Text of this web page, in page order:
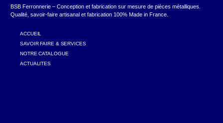
BSB Ferronnerie – Conception et fabrication sur mesure de pièces métalliques.
Qualité, savoir-faire artisanal et fabrication 100% Made in France.
ACCUEIL
SAVOIR FAIRE & SERVICES
NOTRE CATALOGUE
ACTUALITES